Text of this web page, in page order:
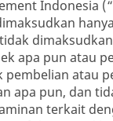
Indonesia
apa pun atau
atau
apa pun, dan
terkait